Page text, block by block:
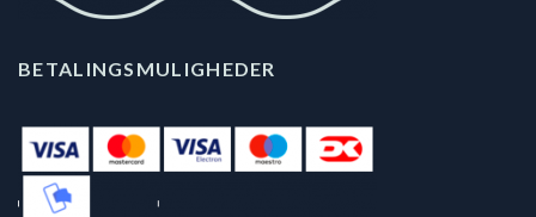
BETALINGSMULIGHEDER